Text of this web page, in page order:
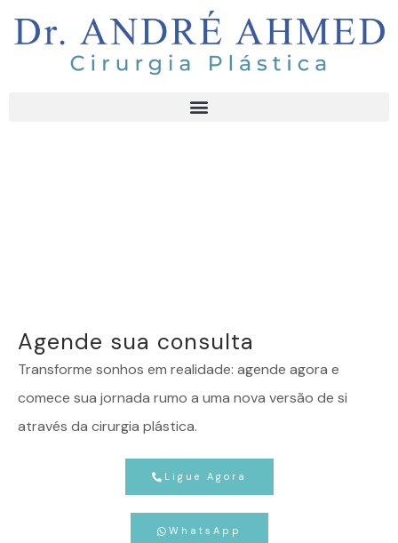
Agende sua consulta
Transforme sonhos em realidade: agende agora e
comece sua jornada rumo a uma nova versão de si
através da cirurgia plástica.
Ligue Agora
WhatsApp